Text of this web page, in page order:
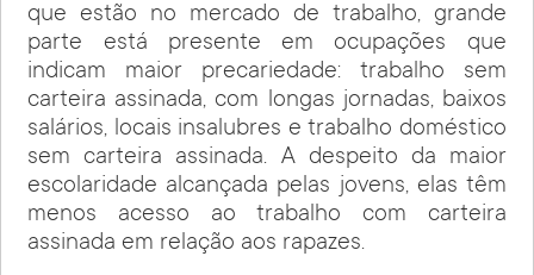
que estão no mercado de trabalho, grande
parte está presente em ocupações que
indicam maior precariedade: trabalho sem
carteira assinada, com longas jornadas, baixos
salários, locais insalubres e trabalho doméstico
sem carteira assinada. A despeito da maior
escolaridade alcançada pelas jovens, elas têm
menos acesso ao trabalho com carteira
assinada em relação aos rapazes.